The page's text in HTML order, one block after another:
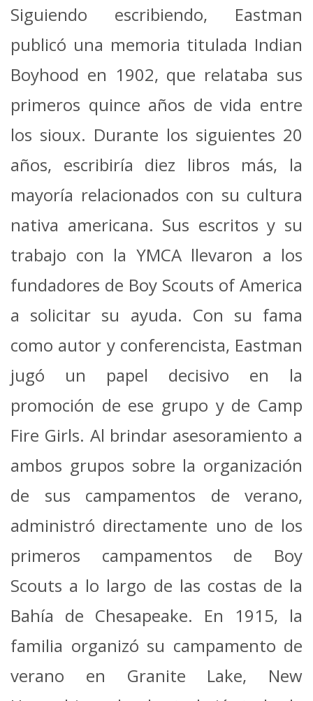
Siguiendo escribiendo, Eastman
publicó una memoria titulada Indian
Boyhood en 1902, que relataba sus
primeros quince años de vida entre
los sioux. Durante los siguientes 20
años, escribiría diez libros más, la
mayoría relacionados con su cultura
nativa americana. Sus escritos y su
trabajo con la YMCA llevaron a los
fundadores de Boy Scouts of America
a solicitar su ayuda. Con su fama
como autor y conferencista, Eastman
jugó un papel decisivo en la
promoción de ese grupo y de Camp
Fire Girls. Al brindar asesoramiento a
ambos grupos sobre la organización
de sus campamentos de verano,
administró directamente uno de los
primeros campamentos de Boy
Scouts a lo largo de las costas de la
Bahía de Chesapeake. En 1915, la
familia organizó su campamento de
verano en Granite Lake, New